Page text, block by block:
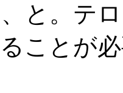
と。テ
ことが